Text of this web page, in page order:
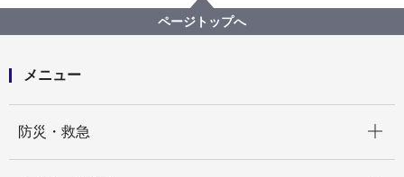
【入札結果掲載】保土ケ谷区プラスチック資源収集運
搬業務委託
ページトップへ
メニュー
防災・救急